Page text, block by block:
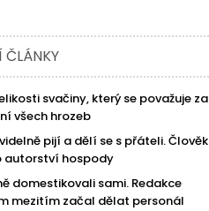
ČLÁNKY
svačiny, který se považuje za
všech hrozeb
pijí a dělí se s přáteli. Člověk
autorství hospody
domestikovali sami. Redakce
mezitím začal dělat personál